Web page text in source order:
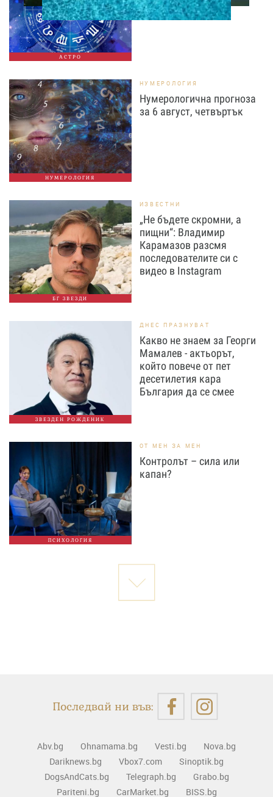
АСТРО
НУМЕРОЛОГИЯ
НУМЕРОЛОГИЯ
Нумерологична прогноза
за 6 август, четвъртък
БГ ЗВЕЗДИ
ИЗВЕСТНИ
„Не бъдете скромни, а
пищни“: Владимир
Карамазов разсмя
последователите си с
видео в Instagram
ЗВЕЗДЕН РОЖДЕНИК
ДНЕС ПРАЗНУВАТ
Какво не знаем за Георги
Мамалев - актьорът,
който повече от пет
десетилетия кара
България да се смее
ПСИХОЛОГИЯ
ОТ МЕН ЗА МЕН
Контролът – сила или
капан?
Последвай ни във:
Abv.bg Ohnamama.bg Vesti.bg
Nova.bg
Dariknews.bg
Vbox7.com
Sinoptik.bg
DogsAndCats.bg
Telegraph.bg
Grabo.bg
Pariteni.bg
CarMarket.bg BISS.bg